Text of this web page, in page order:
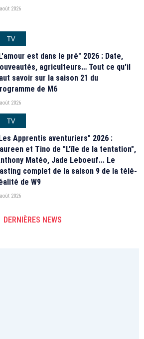
2026
TV
est dans le pré" 2026 : Date,
agriculteurs… Tout ce qu'il
savoir sur la saison 21 du
de M6
2026
TV
Apprentis aventuriers" 2026 :
et Tino de "L'île de la tentation",
Matéo, Jade Leboeuf... Le
complet de la saison 9 de la télé-
de W9
2026
DERNIÈRES NEWS